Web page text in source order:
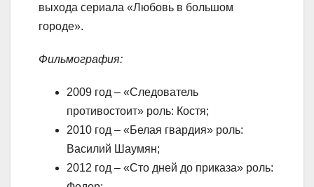
выхода сериала «Любовь в большом
городе».
Фильмография:
2009 год – «Следователь
противостоит» роль: Костя;
2010 год – «Белая гвардия» роль:
Василий Шаумян;
2012 год – «Сто дней до приказа» роль: